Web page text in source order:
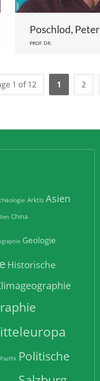
Poschlod, Peter
PROF. DR.
1 of 12 1 2
Arktis Asien
China
Geologie
Historische
Pazifik Politische